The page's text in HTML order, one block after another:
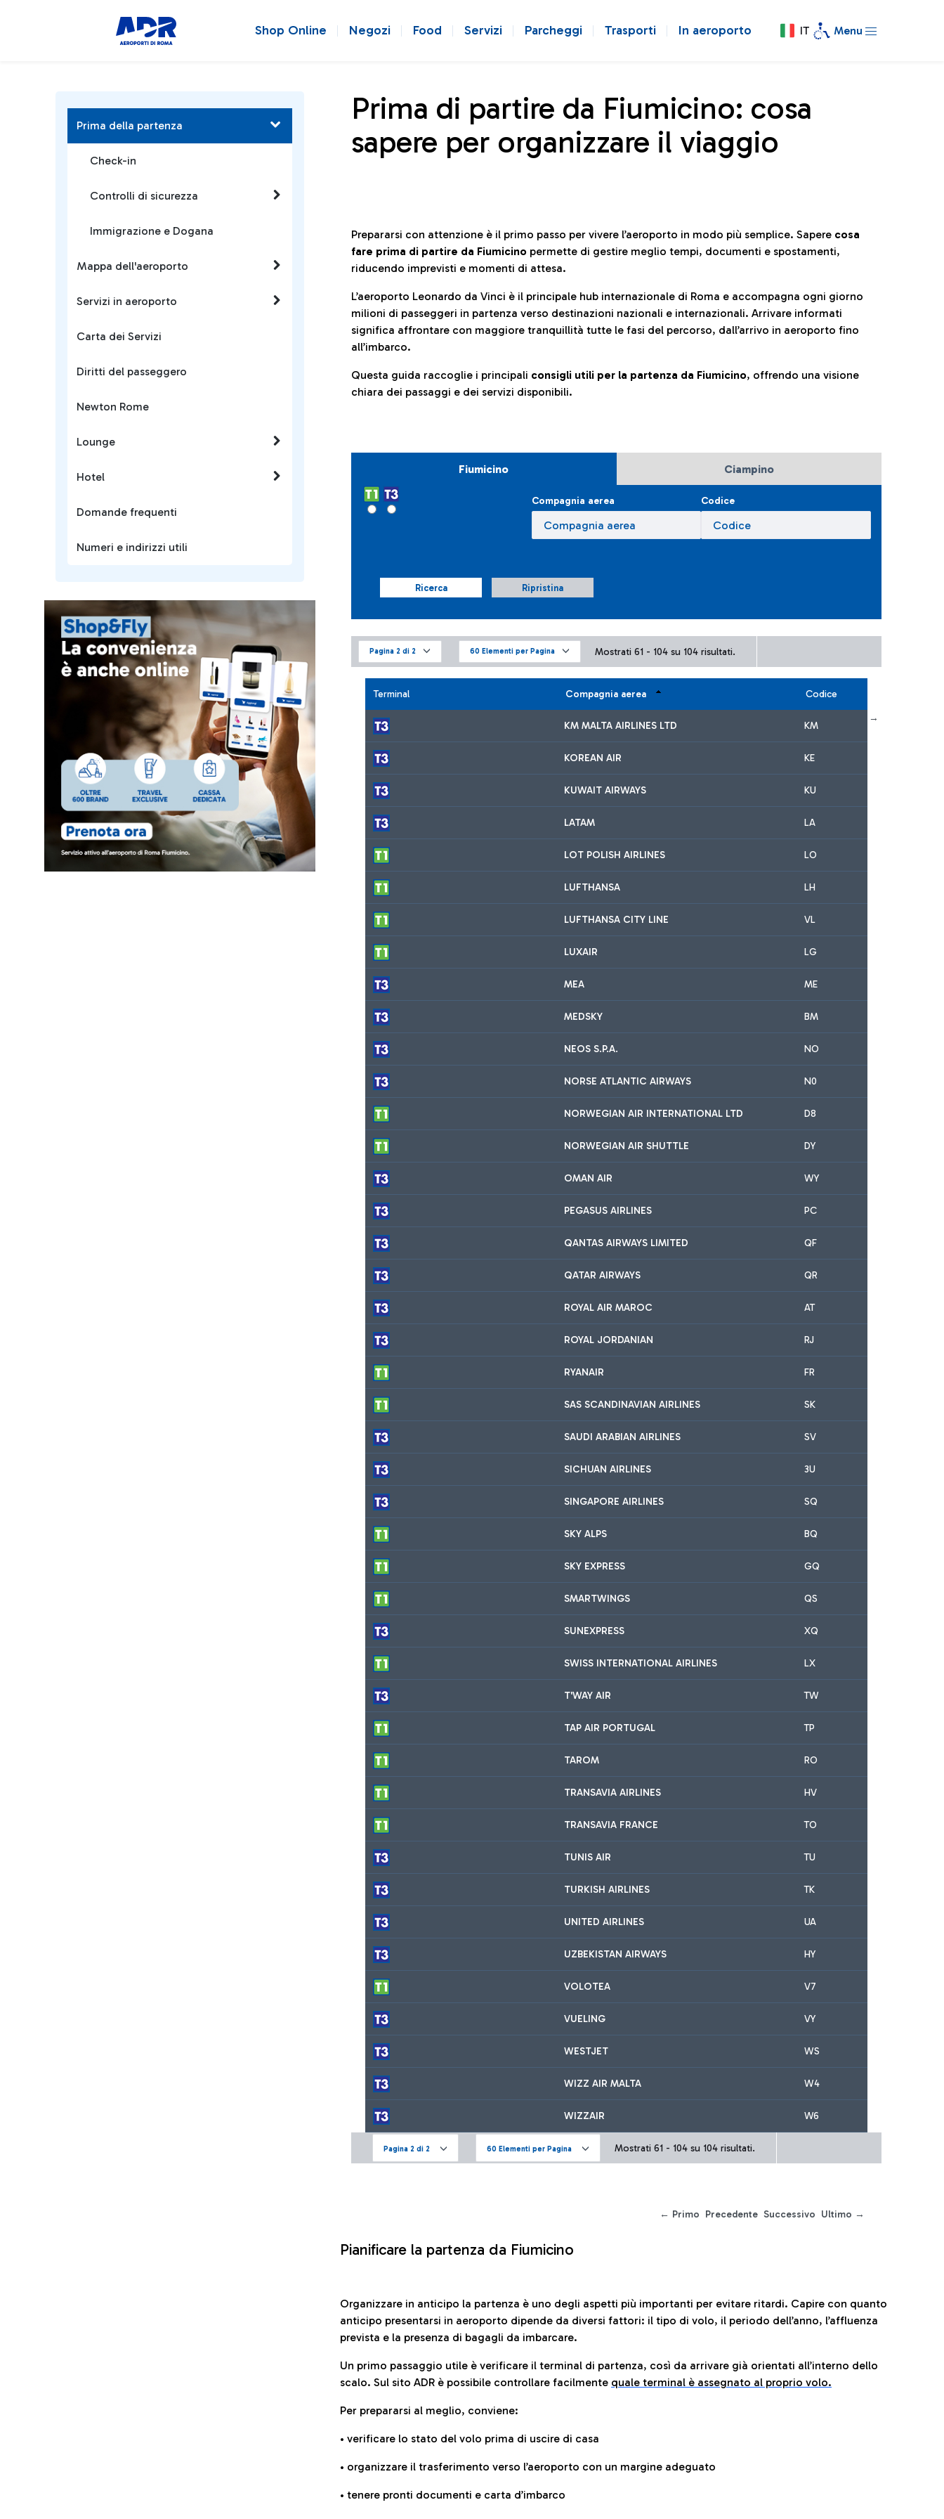
Shop Online Negozi Food Servizi Parcheggi Trasporti In aeroporto IT Menu
Prima di partire da Fiumicino: cosa
sapere per organizzare il viaggio
Prepararsi con attenzione è il primo passo per vivere l’aeroporto in modo più semplice. Sapere cosa
fare prima di partire da Fiumicino permette di gestire meglio tempi, documenti e spostamenti,
riducendo imprevisti e momenti di attesa.
L’aeroporto Leonardo da Vinci è il principale hub internazionale di Roma e accompagna ogni giorno
milioni di passeggeri in partenza verso destinazioni nazionali e internazionali. Arrivare informati
significa affrontare con maggiore tranquillità tutte le fasi del percorso, dall’arrivo in aeroporto fino
all’imbarco.
Questa guida raccoglie i principali consigli utili per la partenza da Fiumicino, offrendo una visione
chiara dei passaggi e dei servizi disponibili.
Fiumicino Ciampino
Compagnia aerea Codice
Ricerca Ripristina
Pagina 2 di 2 60 Elementi per Pagina Mostrati 61 - 104 su 104 risultati.
Ultimo →
Terminal Compagnia aerea Codice
KM MALTA AIRLINES LTD KM
KOREAN AIR KE
KUWAIT AIRWAYS KU
LATAM LA
LOT POLISH AIRLINES LO
LUFTHANSA LH
LUFTHANSA CITY LINE VL
LUXAIR LG
MEA ME
MEDSKY BM
NEOS S.P.A. NO
NORSE ATLANTIC AIRWAYS N0
NORWEGIAN AIR INTERNATIONAL LTD D8
NORWEGIAN AIR SHUTTLE DY
OMAN AIR WY
PEGASUS AIRLINES PC
QANTAS AIRWAYS LIMITED QF
QATAR AIRWAYS QR
ROYAL AIR MAROC AT
ROYAL JORDANIAN RJ
RYANAIR FR
SAS SCANDINAVIAN AIRLINES SK
SAUDI ARABIAN AIRLINES SV
SICHUAN AIRLINES 3U
SINGAPORE AIRLINES SQ
SKY ALPS BQ
SKY EXPRESS GQ
SMARTWINGS QS
SUNEXPRESS XQ
SWISS INTERNATIONAL AIRLINES LX
T'WAY AIR TW
TAP AIR PORTUGAL TP
TAROM RO
TRANSAVIA AIRLINES HV
TRANSAVIA FRANCE TO
TUNIS AIR TU
TURKISH AIRLINES TK
UNITED AIRLINES UA
UZBEKISTAN AIRWAYS HY
VOLOTEA V7
VUELING VY
WESTJET WS
WIZZ AIR MALTA W4
WIZZAIR W6
Pagina 2 di 2 60 Elementi per Pagina Mostrati 61 - 104 su 104 risultati.
← Primo Precedente Successivo Ultimo →
Pianificare la partenza da Fiumicino
Organizzare in anticipo la partenza è uno degli aspetti più importanti per evitare ritardi. Capire con quanto
anticipo presentarsi in aeroporto dipende da diversi fattori: il tipo di volo, il periodo dell’anno, l’affluenza
prevista e la presenza di bagagli da imbarcare.
Un primo passaggio utile è verificare il terminal di partenza, così da arrivare già orientati all’interno dello
scalo. Sul sito ADR è possibile controllare facilmente quale terminal è assegnato al proprio volo.
Per prepararsi al meglio, conviene:
• verificare lo stato del volo prima di uscire di casa
• organizzare il trasferimento verso l’aeroporto con un margine adeguato
• tenere pronti documenti e carta d’imbarco
Prima della partenza
Check-in
Controlli di sicurezza
Immigrazione e Dogana
Mappa dell'aeroporto
Servizi in aeroporto
Carta dei Servizi
Diritti del passeggero
Newton Rome
Lounge
Hotel
Domande frequenti
Numeri e indirizzi utili